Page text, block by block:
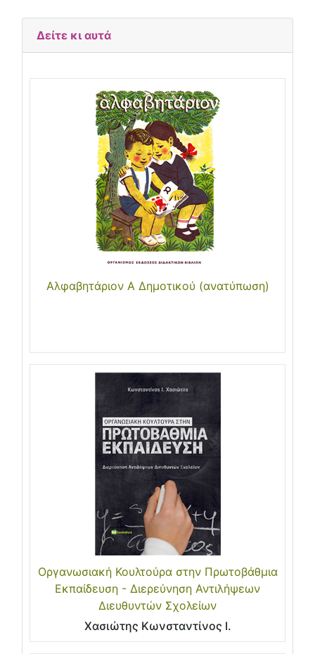
Δείτε κι αυτά
Αλφαβητάριον Α Δημοτικού (ανατύπωση)
Οργανωσιακή Κουλτούρα στην Πρωτοβάθμια
Εκπαίδευση - Διερεύνηση Αντιλήψεων
Διευθυντών Σχολείων
Χασιώτης Κωνσταντίνος Ι.